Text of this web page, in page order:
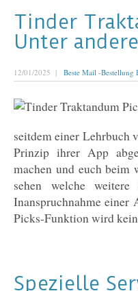
Tinder
Unter
12/01/2025 | Beste Mail -Bestellung
seitdem einer Lehrbuch
Prinzip ihrer App
machen und euch beim
sehen welche
Inanspruchnahme einer
Picks-Funktion wird
Spezielle